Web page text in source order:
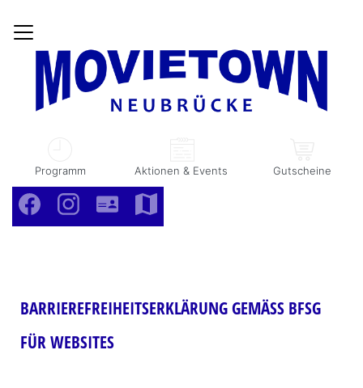
Programm Aktionen & Events Gutscheine
FacebookInstagramKontaktAnfahrt
BARRIEREFREIHEITSERKLÄRUNG GEMÄSS BFSG F
ÜR WEBSITES